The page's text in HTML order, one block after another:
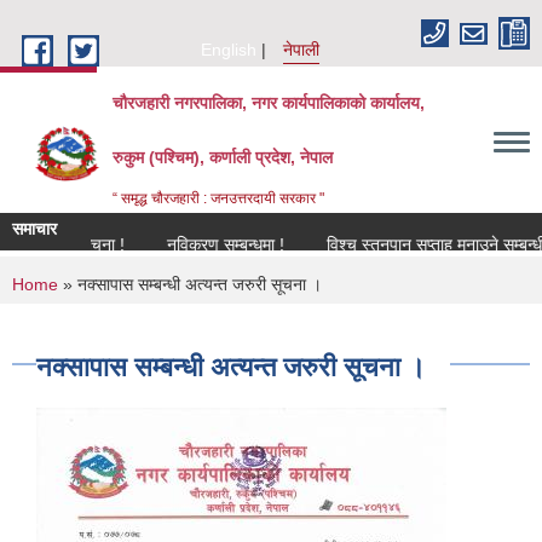
English
नेपाली
चौरजहारी नगरपालिका, नगर कार्यपालिकाको कार्यालय,
रुकुम (पश्चिम), कर्णाली प्रदेश, नेपाल
“ समृद्ध चौरजहारी : जनउत्तरदायी सरकार "
समाचार
नविकरण सम्बन्धमा ! विश्च स्तनपान सप्ताह मनाउने सम्बन्धी
You are here
Home » नक्सापास सम्बन्धी अत्यन्त जरुरी सूचना ।
नक्सापास सम्बन्धी अत्यन्त जरुरी सूचना ।